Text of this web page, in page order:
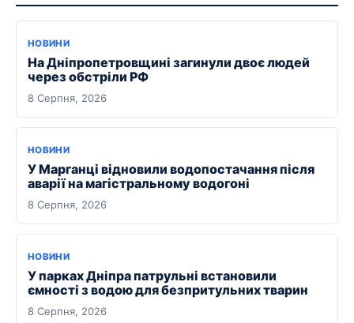
НОВИНИ
На Дніпропетровщині загинули двоє людей
через обстріли РФ
8 Серпня, 2026
НОВИНИ
У Марганці відновили водопостачання після
аварії на магістральному водогоні
8 Серпня, 2026
НОВИНИ
У парках Дніпра патрульні встановили
ємності з водою для безпритульних тварин
8 Серпня, 2026